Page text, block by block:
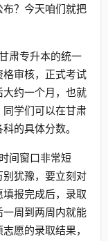
？今天咱们就把
肃专升本的统一
审核，正式考试
约一个月，也就
学们可以在甘肃
的具体分数。
间窗口非常短
犹豫，要立刻对
报完成后，录取
周到两周内就能
愿的录取结果，